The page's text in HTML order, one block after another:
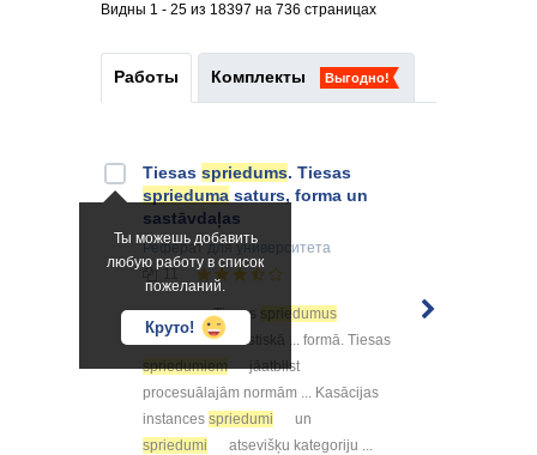
Видны 1 - 25 из 18397 на 736 страницах
Работы Комплекты Выгодно!
Ты можешь добавить
любую работу в список
пожеланий.
Круто!
Tiesas spriedums. Tiesas
sprieduma saturs, forma un
sastāvdaļas
Рефератдля университета
... normas. Tiesas spriedumus
sastāda tikai rakstiskā ... formā. Tiesas
spriedumiem
jāatbilst
procesuālajām normām ... Kasācijas
instances spriedumi
un
spriedumi
atsevišķu kategoriju ...